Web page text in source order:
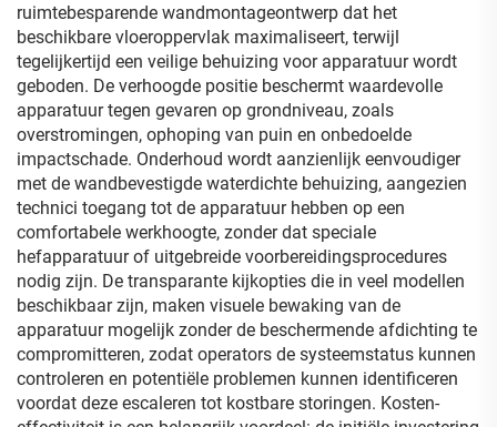
ruimtebesparende wandmontageontwerp dat het
beschikbare vloeroppervlak maximaliseert, terwijl
tegelijkertijd een veilige behuizing voor apparatuur wordt
geboden. De verhoogde positie beschermt waardevolle
apparatuur tegen gevaren op grondniveau, zoals
overstromingen, ophoping van puin en onbedoelde
impactschade. Onderhoud wordt aanzienlijk eenvoudiger
met de wandbevestigde waterdichte behuizing, aangezien
technici toegang tot de apparatuur hebben op een
comfortabele werkhoogte, zonder dat speciale
hefapparatuur of uitgebreide voorbereidingsprocedures
nodig zijn. De transparante kijkopties die in veel modellen
beschikbaar zijn, maken visuele bewaking van de
apparatuur mogelijk zonder de beschermende afdichting te
compromitteren, zodat operators de systeemstatus kunnen
controleren en potentiële problemen kunnen identificeren
voordat deze escaleren tot kostbare storingen. Kosten-